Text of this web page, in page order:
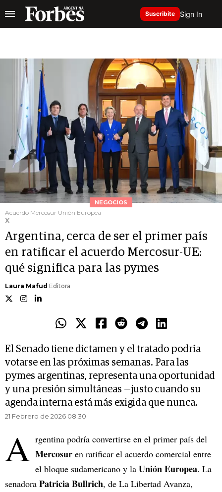
Suscribite Sign In
NEGOCIOS
Acuerdo Mercosur Unión Europea
X
Argentina, cerca de ser el primer país
en ratificar el acuerdo Mercosur-UE:
qué significa para las pymes
Laura Mafud Editora
El Senado tiene dictamen y el tratado podría
votarse en las próximas semanas. Para las
pymes argentinas, representa una oportunidad
y una presión simultáneas —justo cuando su
agenda interna está más exigida que nunca.
21 Febrero de 2026 08.30
A rgentina podría convertirse en el primer país del
Mercosur en ratificar el acuerdo comercial entre
el bloque sudamericano y la Unión Europea. La
senadora Patricia Bullrich, de La Libertad Avanza,